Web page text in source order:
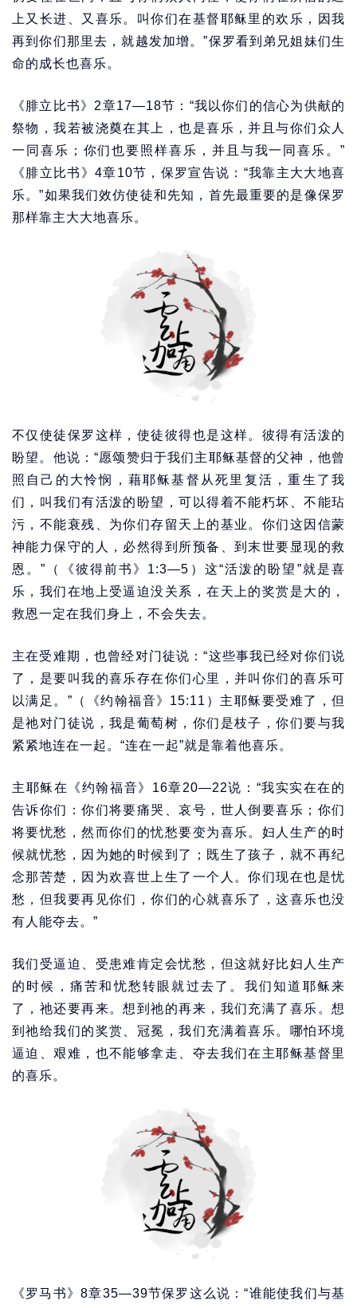
上又长进、又喜乐。叫你们在基督耶稣里的欢乐，因我
再到你们那里去，就越发加增。”保罗看到弟兄姐妹们生
命的成长也喜乐。
《腓立比书》2章17—18节：“我以你们的信心为供献的
祭物，我若被浇奠在其上，也是喜乐，并且与你们众人
一同喜乐；你们也要照样喜乐，并且与我一同喜乐。”
《腓立比书》4章10节，保罗宣告说：“我靠主大大地喜
乐。”如果我们效仿使徒和先知，首先最重要的是像保罗
那样靠主大大地喜乐。
不仅使徒保罗这样，使徒彼得也是这样。彼得有活泼的
盼望。他说：“愿颂赞归于我们主耶稣基督的父神，他曾
照自己的大怜悯，藉耶稣基督从死里复活，重生了我
们，叫我们有活泼的盼望，可以得着不能朽坏、不能玷
污，不能衰残、为你们存留天上的基业。你们这因信蒙
神能力保守的人，必然得到所预备、到末世要显现的救
恩。”（《彼得前书》1:3—5）这“活泼的盼望”就是喜
乐，我们在地上受逼迫没关系，在天上的奖赏是大的，
救恩一定在我们身上，不会失去。
主在受难期，也曾经对门徒说：“这些事我已经对你们说
了，是要叫我的喜乐存在你们心里，并叫你们的喜乐可
以满足。”（《约翰福音》15:11）主耶稣要受难了，但
是祂对门徒说，我是葡萄树，你们是枝子，你们要与我
紧紧地连在一起。“连在一起”就是靠着他喜乐。
主耶稣在《约翰福音》16章20—22说：“我实实在在的
告诉你们：你们将要痛哭、哀号，世人倒要喜乐；你们
将要忧愁，然而你们的忧愁要变为喜乐。妇人生产的时
候就忧愁，因为她的时候到了；既生了孩子，就不再纪
念那苦楚，因为欢喜世上生了一个人。你们现在也是忧
愁，但我要再见你们，你们的心就喜乐了，这喜乐也没
有人能夺去。”
我们受逼迫、受患难肯定会忧愁，但这就好比妇人生产
的时候，痛苦和忧愁转眼就过去了。我们知道耶稣来
了，祂还要再来。想到祂的再来，我们充满了喜乐。想
到祂给我们的奖赏、冠冕，我们充满着喜乐。哪怕环境
逼迫、艰难，也不能够拿走、夺去我们在主耶稣基督里
的喜乐。
《罗马书》8章35—39节保罗这么说：“谁能使我们与基